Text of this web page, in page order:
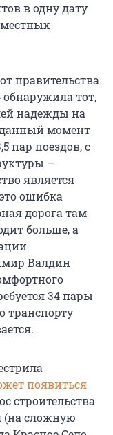
в одну дату
правительства
обнаружила тот,
надежды на
данный момент
пар поездов, с
–
является
ошибка
дорога там
больше, а
Валдин
34 пары
транспорту
появиться
строительства
(на сложную